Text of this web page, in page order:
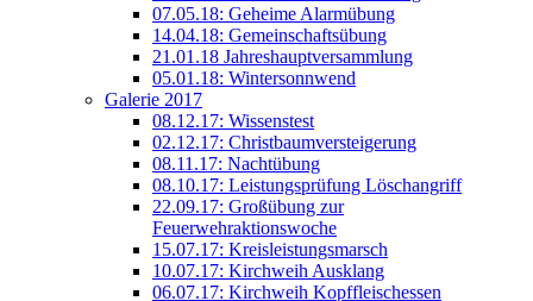
07.05.18: Geheime Alarmübung
14.04.18: Gemeinschaftsübung
21.01.18 Jahreshauptversammlung
05.01.18: Wintersonnwend
Galerie 2017
08.12.17: Wissenstest
02.12.17: Christbaumversteigerung
08.11.17: Nachtübung
08.10.17: Leistungsprüfung Löschangriff
22.09.17: Großübung zur
Feuerwehraktionswoche
15.07.17: Kreisleistungsmarsch
10.07.17: Kirchweih Ausklang
06.07.17: Kirchweih Kopffleischessen